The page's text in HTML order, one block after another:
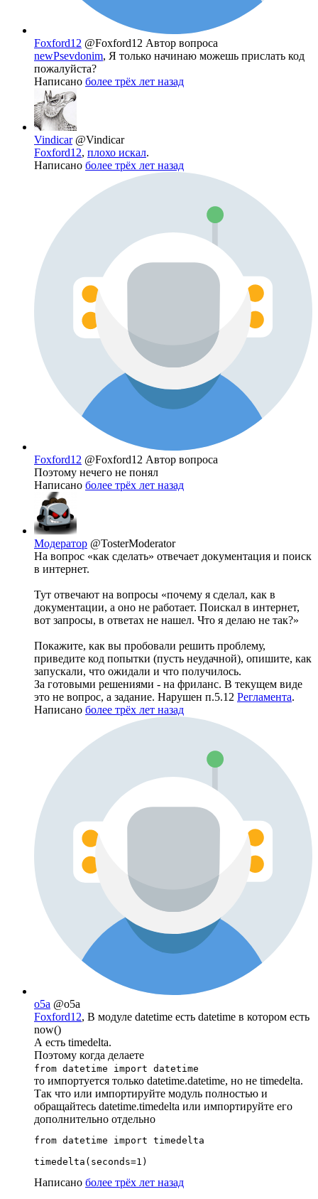
Foxford12 @Foxford12 Автор вопроса
newPsevdonim, Я только начинаю можешь прислать код
пожалуйста?
Написано более трёх лет назад
Vindicar @Vindicar
Foxford12, плохо искал.
Написано более трёх лет назад
Foxford12 @Foxford12 Автор вопроса
Поэтому нечего не понял
Написано более трёх лет назад
Модератор @TosterModerator
На вопрос «как сделать» отвечает документация и поиск
в интернет.
Тут отвечают на вопросы «почему я сделал, как в
документации, а оно не работает. Поискал в интернет,
вот запросы, в ответах не нашел. Что я делаю не так?»
Покажите, как вы пробовали решить проблему,
приведите код попытки (пусть неудачной), опишите, как
запускали, что ожидали и что получилось.
За готовыми решениями - на фриланс. В текущем виде
это не вопрос, а задание. Нарушен п.5.12 Регламента.
Написано более трёх лет назад
o5a @o5a
Foxford12, В модуле datetime есть datetime в котором есть
now()
А есть timedelta.
Поэтому когда делаете
from datetime import datetime
то импортуется только datetime.datetime, но не timedelta.
Так что или импортируйте модуль полностью и
обращайтесь datetime.timedelta или импортируйте его
дополнительно отдельно
from datetime import timedelta
timedelta(seconds=1)
Написано более трёх лет назад